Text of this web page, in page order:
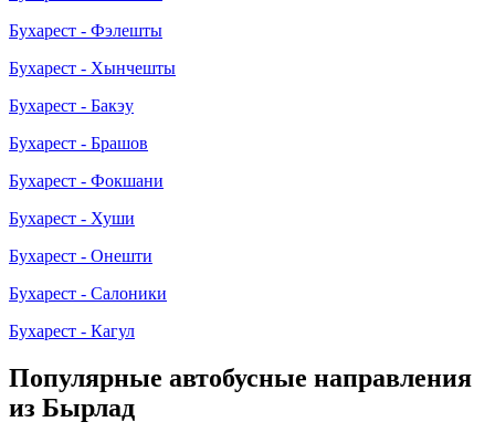
Бухарест - Фэлешты
Бухарест - Хынчешты
Бухарест - Бакэу
Бухарест - Брашов
Бухарест - Фокшани
Бухарест - Хуши
Бухарест - Онешти
Бухарест - Салоники
Бухарест - Кагул
Популярные автобусные направления
из Бырлад